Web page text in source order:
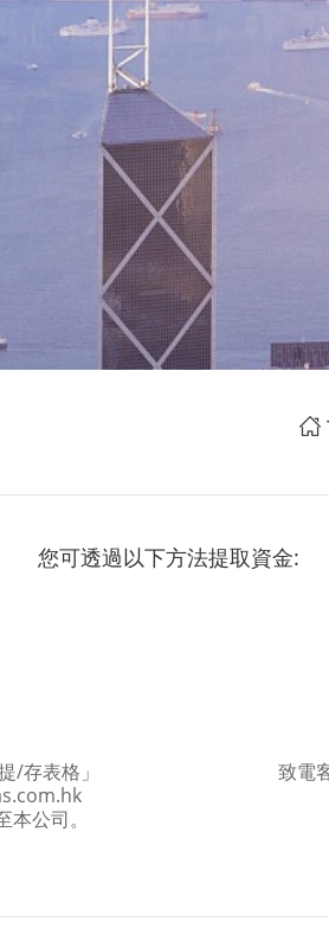
您可透過以下方法提取資金:
/存表格」
公司。
致電